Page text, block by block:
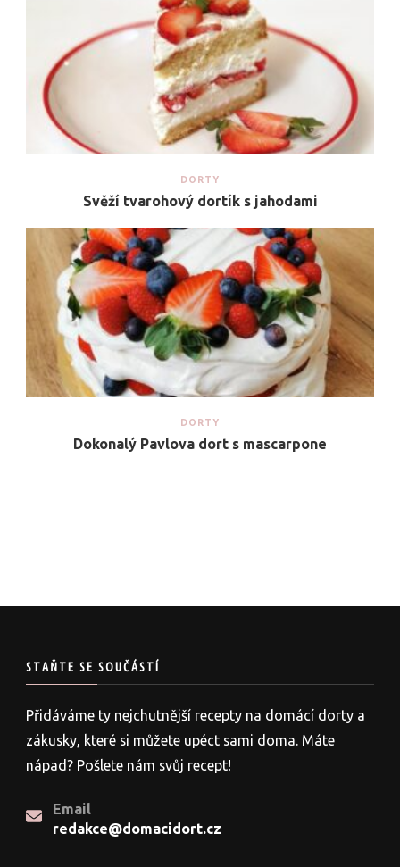
DORTY
Svěží tvarohový dortík s jahodami
DORTY
Dokonalý Pavlova dort s mascarpone
STAŇTE SE SOUČÁSTÍ
Přidáváme ty nejchutnější recepty na domácí dorty a
zákusky, které si můžete upéct sami doma. Máte
nápad? Pošlete nám svůj recept!
Email
redakce@domacidort.cz